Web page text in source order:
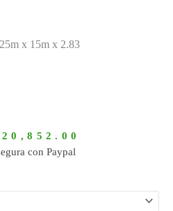
x 15m x 2.83
hasta
con Paypal